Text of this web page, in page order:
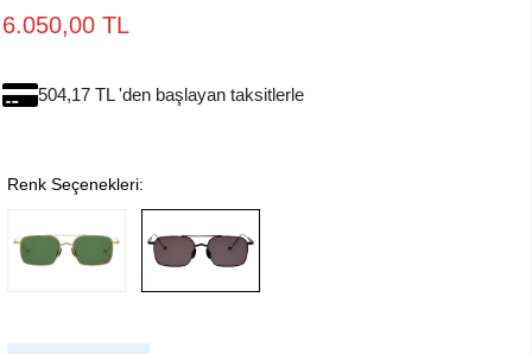
6.050,00 TL
504,17 TL 'den başlayan taksitlerle
Renk Seçenekleri: